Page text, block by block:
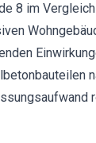
8 im